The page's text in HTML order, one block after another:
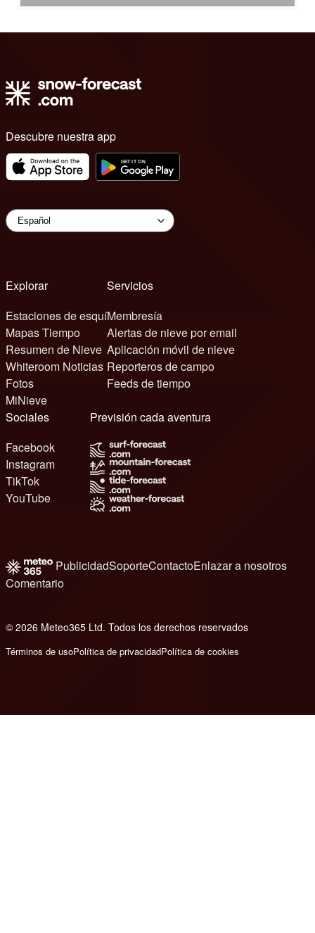
Descubre nuestra app
Explorar
Estaciones de esquí
Mapas Tiempo
Resumen de Nieve
Whiteroom Noticias
Fotos
MiNieve
Servicios
Membresía
Alertas de nieve por email
Aplicación móvil de nieve
Reporteros de campo
Feeds de tiempo
Sociales
Facebook
Instagram
TikTok
YouTube
Previsión cada aventura
PublicidadSoporteContactoEnlazar a nosotros
Comentario
© 2026 Meteo365 Ltd. Todos los derechos reservados
Términos de usoPolítica de privacidadPolítica de cookies